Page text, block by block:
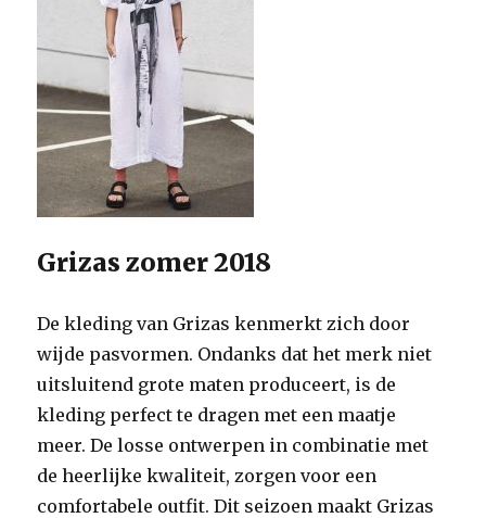
Grizas zomer 2018
De kleding van Grizas kenmerkt zich door
wijde pasvormen. Ondanks dat het merk niet
uitsluitend grote maten produceert, is de
kleding perfect te dragen met een maatje
meer. De losse ontwerpen in combinatie met
de heerlijke kwaliteit, zorgen voor een
comfortabele outfit. Dit seizoen maakt Grizas